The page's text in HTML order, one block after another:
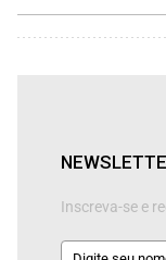
Inscreva-se e